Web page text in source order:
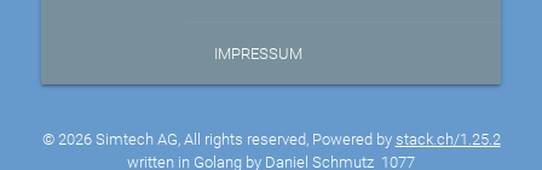
IMPRESSUM
© 2026 Simtech AG, All rights reserved, Powered by stack.ch/1.25.2
written in Golang by Daniel Schmutz 1077